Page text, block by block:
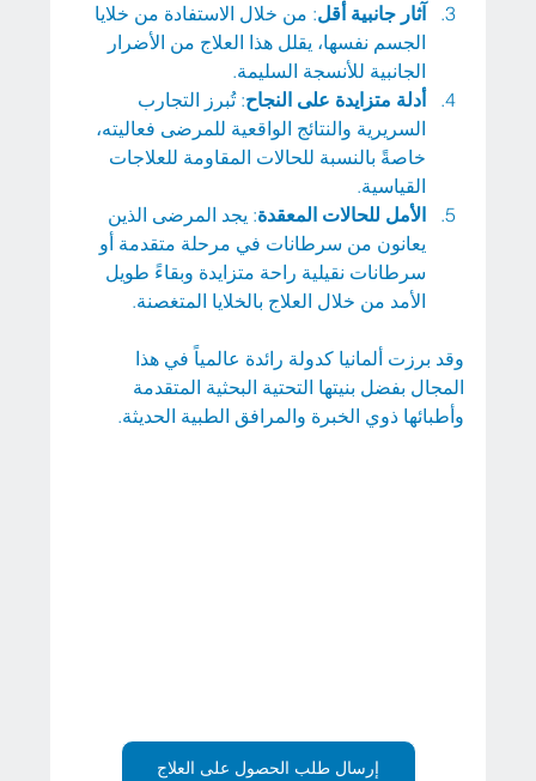
آثار جانبية أقل: من خلال الاستفادة من خلايا
الجسم نفسها، يقلل هذا العلاج من الأضرار
الجانبية للأنسجة السليمة.
أدلة متزايدة على النجاح: تُبرز التجارب
السريرية والنتائج الواقعية للمرضى فعاليته،
خاصةً بالنسبة للحالات المقاومة للعلاجات
القياسية.
الأمل للحالات المعقدة: يجد المرضى الذين
يعانون من سرطانات في مرحلة متقدمة أو
سرطانات نقيلية راحة متزايدة وبقاءً طويل
الأمد من خلال العلاج بالخلايا المتغصنة.
وقد برزت ألمانيا كدولة رائدة عالمياً في هذا
المجال بفضل بنيتها التحتية البحثية المتقدمة
وأطبائها ذوي الخبرة والمرافق الطبية الحديثة.
إرسال طلب الحصول على العلاج